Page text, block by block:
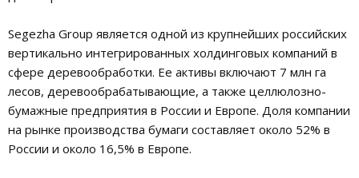
Segezha Group является одной из крупнейших российских
вертикально интегрированных холдинговых компаний в
сфере деревообработки. Ее активы включают 7 млн га
лесов, деревообрабатывающие, а также целлюлозно-
бумажные предприятия в России и Европе. Доля компании
на рынке производства бумаги составляет около 52% в
России и около 16,5% в Европе.